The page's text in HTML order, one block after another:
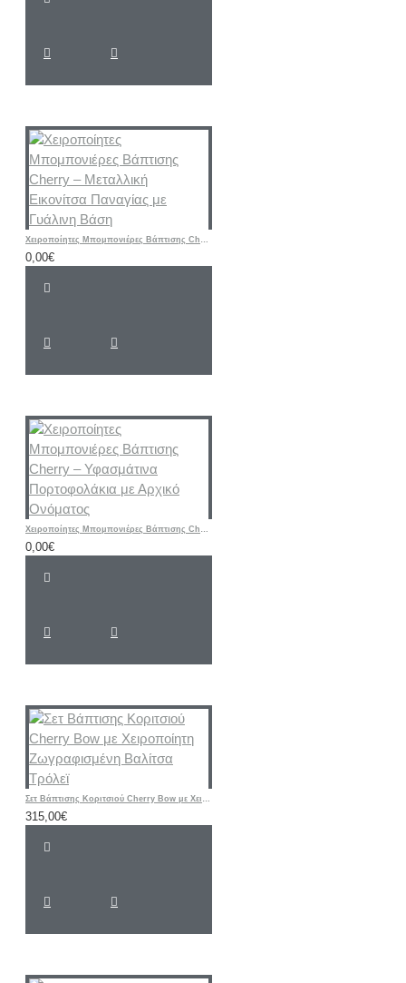
Χειροποίητες Μπομπονιέρες Βάπτισης Cherry – Μεταλλική Εικονίτσα Παναγίας με Γυάλινη Βάση
0,00€
Χειροποίητες Μπομπονιέρες Βάπτισης Cherry – Υφασμάτινα Πορτοφολάκια με Αρχικό Ονόματος
0,00€
Σετ Βάπτισης Κοριτσιού Cherry Bow με Χειροποίητη Ζωγραφισμένη Βαλίτσα Τρόλεϊ
315,00€